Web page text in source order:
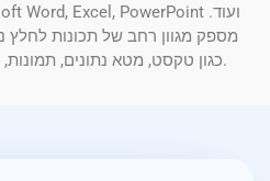
כגון טקסט, מטא נתונים, תמונות, טבלאות ואפילו תוכן קובץ גולמי.